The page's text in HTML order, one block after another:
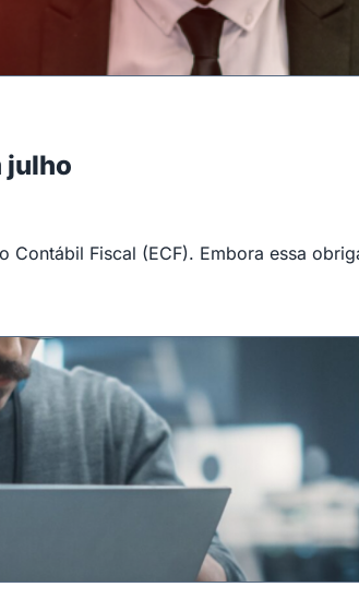
julho
Fiscal (ECF). Embora essa